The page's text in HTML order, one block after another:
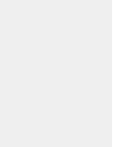
в
семейном
Людовика